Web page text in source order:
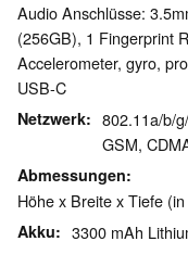
Audio Anschlüsse:
(256GB), 1 Fingerprint
Accelerometer, gyro,
USB-C
Netzwerk
802.11a/b/
GSM,
Abmessungen
Höhe x Breite x Tiefe
Akku 3300 mAh